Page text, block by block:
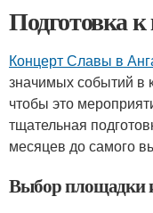
Подготовка
Концерт Славы в
значимых событий в
чтобы это
тщательная
месяцев до самого
Выбор площадки